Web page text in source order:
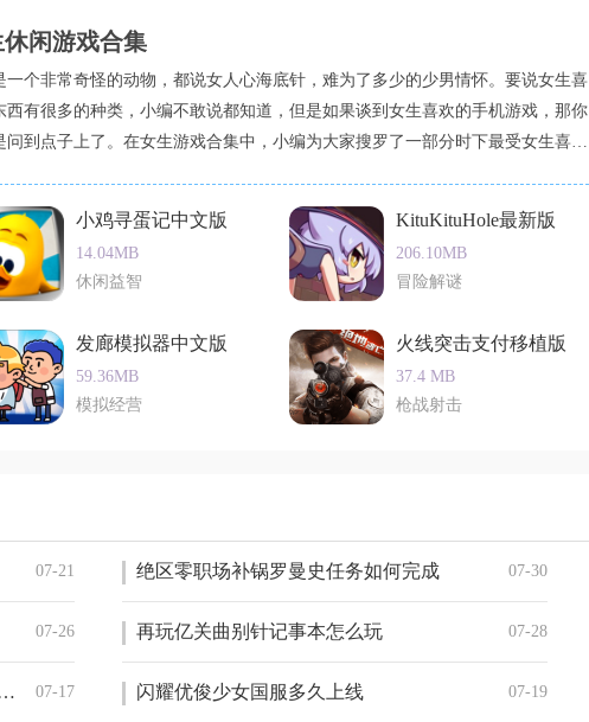
闲游戏合集
一个非常奇怪的动物，都说女人心海底针，难为了多少的少男情怀。要说女生喜
西有很多的种类，小编不敢说都知道，但是如果谈到女生喜欢的手机游戏，那你
问到点子上了。在女生游戏合集中，小编为大家搜罗了一部分时下最受女生喜欢
推荐什么游戏而烦恼的话，就请看过来吧。
小鸡寻蛋记中文版
14.04MB
休闲益智
KituKituHole最新版
206.10MB
冒险解谜
发廊模拟器中文版
59.36MB
模拟经营
火线突击支付移植版
37.4 MB
枪战射击
07-21 07-30
绝区零职场补锅罗曼史任务如何完成
07-26 07-28
再玩亿关曲别针记事本怎么玩
07-17 07-19
闪耀优俊少女国服多久上线